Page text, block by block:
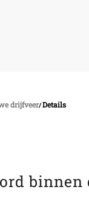
drijfveer Details
binnen